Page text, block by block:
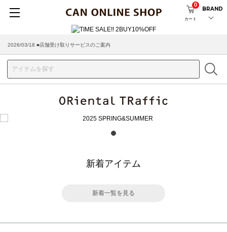
カート
0
BRAND
2026/03/18 ■店舗受け取りサービスのご案内
1
新着アイテム
新着一覧を見る